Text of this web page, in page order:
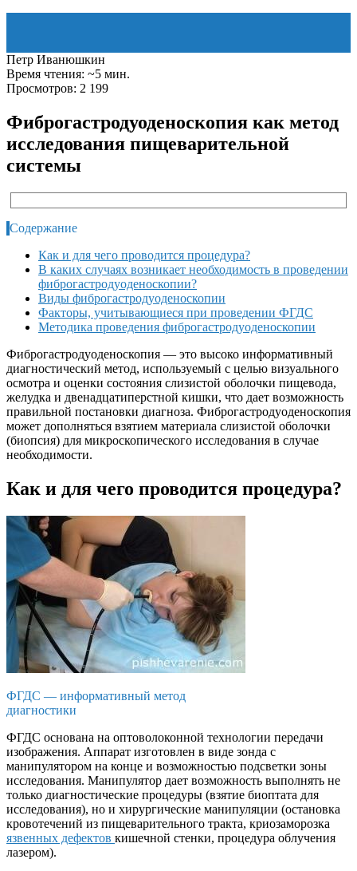
Петр Иванюшкин
Время чтения: ~5 мин.
Просмотров: 2 199
Фиброгастродуоденоскопия как метод
исследования пищеварительной
системы
Содержание
Как и для чего проводится процедура?
В каких случаях возникает необходимость в проведении
фиброгастродуоденоскопии?
Виды фиброгастродуоденоскопии
Факторы, учитывающиеся при проведении ФГДС
Методика проведения фиброгастродуоденоскопии
Фиброгастродуоденоскопия — это высоко информативный
диагностический метод, используемый с целью визуального
осмотра и оценки состояния слизистой оболочки пищевода,
желудка и двенадцатиперстной кишки, что дает возможность
правильной постановки диагноза. Фиброгастродуоденоскопия
может дополняться взятием материала слизистой оболочки
(биопсия) для микроскопического исследования в случае
необходимости.
Как и для чего проводится процедура?
ФГДС — информативный метод
диагностики
ФГДС основана на оптоволоконной технологии передачи
изображения. Аппарат изготовлен в виде зонда с
манипулятором на конце и возможностью подсветки зоны
исследования. Манипулятор дает возможность выполнять не
только диагностические процедуры (взятие биоптата для
исследования), но и хирургические манипуляции (остановка
кровотечений из пищеварительного тракта, криозаморозка
язвенных дефектов кишечной стенки, процедура облучения
лазером).